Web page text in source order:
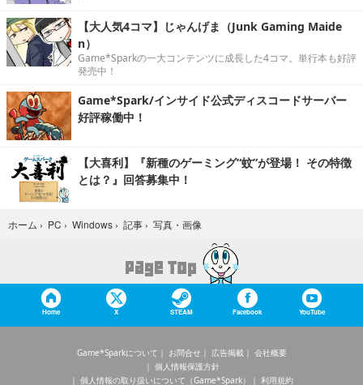
【大人気4コマ】じゃんげま（Junk Gaming Maide
n）
Game*Sparkの一大コンテンツに成長した4コマ。単行本も好評
発売中！
Game*Spark/インサイド公式ディスコードサーバー
好評稼働中！
【大喜利】『新種のゲーミング“蚊”が登場！ その特徴
とは？』回答募集中！
ホーム › PC › Windows › 記事 › 写真・画像
Home X STEAM Facebook YouTube
Game*Sparkについて お問合せ 広告掲載
会社概要
個人情報保護方針
個人情報の取り扱いについて（Game*Spark）
利用規約